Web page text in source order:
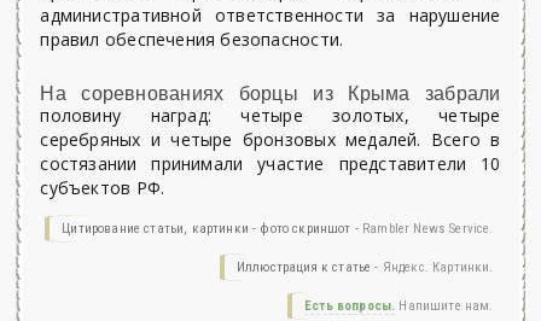
административной ответственности за нарушение
правил обеспечения безопасности.
На соревнованиях борцы из Крыма забрали
половину наград: четыре золотых, четыре
серебряных и четыре бронзовых медалей. Всего в
состязании принимали участие представители 10
субъектов РФ.
Цитирование статьи, картинки - фото скриншот - Rambler News Service.
Иллюстрация к статье - Яндекс. Картинки.
Есть вопросы. Напишите нам.